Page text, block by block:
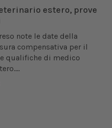
estero, prove
note le date della
compensativa per il
qualifiche di medico